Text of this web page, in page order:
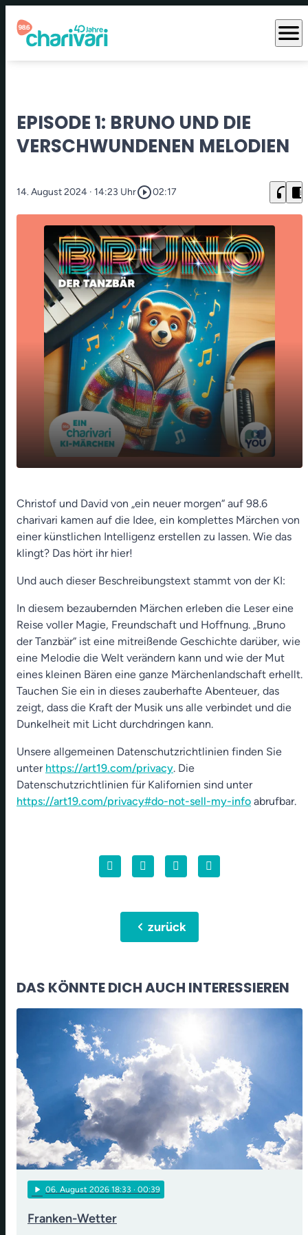
menu
EPISODE 1: BRUNO UND DIE
VERSCHWUNDENEN MELODIEN
14. August 2024 · 14:23 Uhrplay_circle_outline02:17 headphones chrome_reader_mode
play_arrow Melodien
00:00 02:17
Christof und David von „ein neuer morgen“ auf 98.6
charivari kamen auf die Idee, ein komplettes Märchen von
einer künstlichen Intelligenz erstellen zu lassen. Wie das
klingt? Das hört ihr hier!
Und auch dieser Beschreibungstext stammt von der KI:
In diesem bezaubernden Märchen erleben die Leser eine
Reise voller Magie, Freundschaft und Hoffnung. „Bruno
der Tanzbär“ ist eine mitreißende Geschichte darüber, wie
eine Melodie die Welt verändern kann und wie der Mut
eines kleinen Bären eine ganze Märchenlandschaft erhellt.
Tauchen Sie ein in dieses zauberhafte Abenteuer, das
zeigt, dass die Kraft der Musik uns alle verbindet und die
Dunkelheit mit Licht durchdringen kann.
Unsere allgemeinen Datenschutzrichtlinien finden Sie
unter https://art19.com/privacy. Die
Datenschutzrichtlinien für Kalifornien sind unter
https://art19.com/privacy#do-not-sell-my-info abrufbar.
chevron_leftzurück
DAS KÖNNTE DICH AUCH INTERESSIEREN
play_arrow 06. August 2026 18:33 · 00:39
Franken-Wetter